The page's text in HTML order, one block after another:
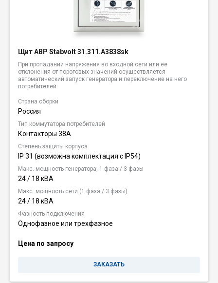
Щит АВР Stabvolt 31.311.A3838sk
При пропадании напряжения во входной сети или ее
отклонения от пороговых значений осуществляется
автоматический запуск генератора и переключение на него
потребителей.
Страна сборки
Россия
Тип коммутатора потребителей
Контакторы 38А
Степень защиты корпуса
IP 31 (возможна комплектация c IP54)
Макс. мощность генератора, 1 фаза / 3 фазы
24 / 18 кВА
Макс. мощность сети (1 фаза / 3 фазы)
24 / 18 кВА
Фазность подключения
Однофазное или трехфазное
Цена по запросу
ЗАКАЗАТЬ